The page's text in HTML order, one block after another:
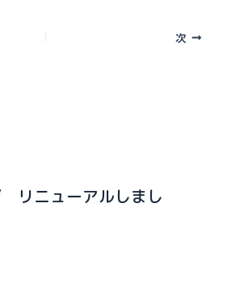
次
リニューアルしまし